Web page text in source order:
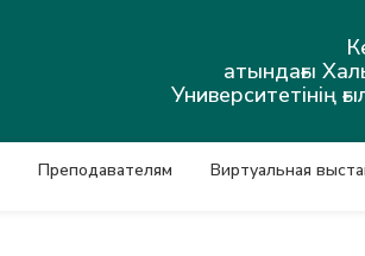
атындағы
Университетінің
Преподавателям Виртуальная